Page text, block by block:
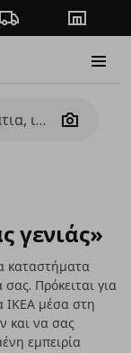
Πορεία παραγγελίας
Camera
γενιάς»
καταστήματα
Πρόκειται για
ΙΚΕΑ μέσα στη
και να σας
εμπειρία